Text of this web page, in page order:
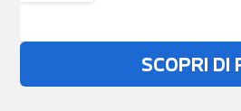
SCOPRI DI
Non stai trovando